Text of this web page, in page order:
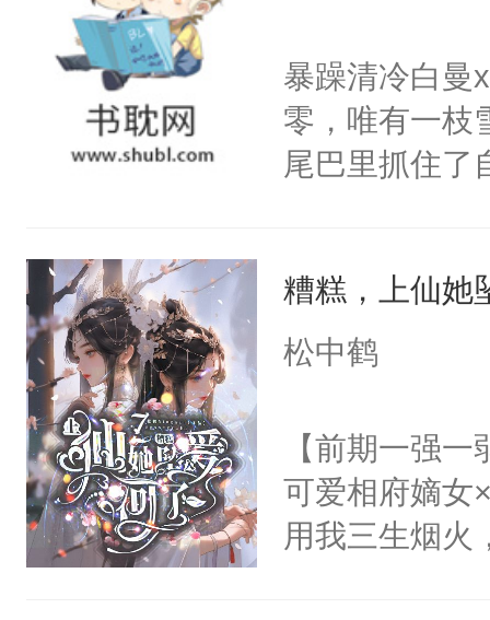
脸上依旧挂着
防的爱情，天
可到头来她
吹拂而过，香
殊的指尖。清
动，这一世她
不了情的枷锁
暴躁清冷白曼
零，唯有一枝
尾巴里抓住了
美好爱情，唯
无猜。传统的
放在心里好几
么？”徐薇薇
糟糕，上仙她
松中鹤
【前期一强
可爱相府嫡女
用我三生烟火